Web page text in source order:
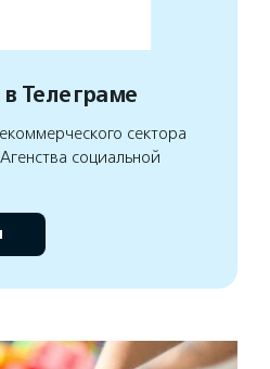
Телеграме
сектора
социальной